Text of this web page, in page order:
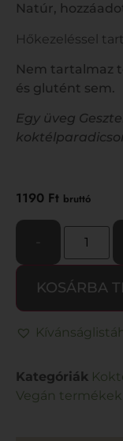
Natúr,
Hőkezeléssel
Nem tartalmaz
és glutént sem.
Egy üveg
1190 Ft bruttó
KOSÁRBA
Kategóriák
Vegán termékek